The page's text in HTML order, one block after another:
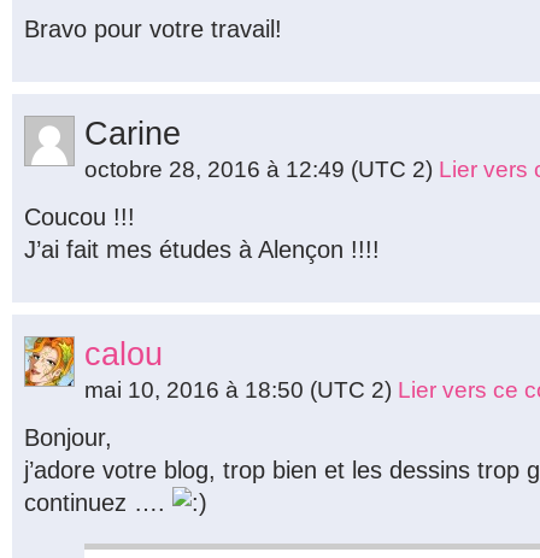
Bravo pour votre travail!
Carine
octobre 28, 2016 à 12:49 (UTC 2) Lier vers
Coucou !!!
J’ai fait mes études à Alençon !!!!
calou
mai 10, 2016 à 18:50 (UTC 2) Lier vers ce
Bonjour,
j’adore votre blog, trop bien et les dessins trop
continuez ….